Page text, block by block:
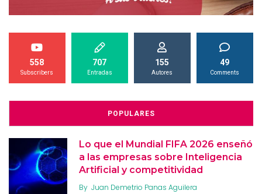
558
Subscribers
707
Entradas
155
Autores
49
Comments
POPULARES
Lo que el Mundial FIFA 2026 enseñó
a las empresas sobre Inteligencia
Artificial y competitividad
By Juan Demetrio Panas Aguilera